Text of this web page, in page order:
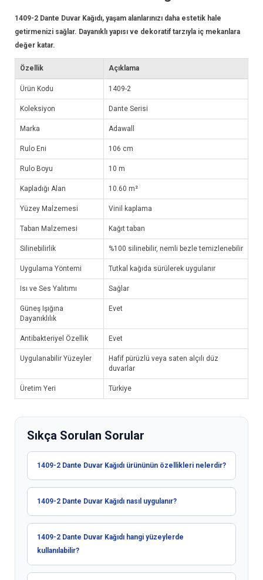
1409-2 Dante Duvar Kağıdı, yaşam alanlarınızı daha estetik hale
getirmenizi sağlar. Dayanıklı yapısı ve dekoratif tarzıyla iç mekanlara
değer katar.
Özellik Açıklama
Ürün Kodu 1409-2
Koleksiyon Dante Serisi
Marka Adawall
Rulo Eni 106 cm
Rulo Boyu 10 m
Kapladığı Alan 10.60 m²
Yüzey Malzemesi Vinil kaplama
Taban Malzemesi Kağıt taban
Silinebilirlik %100 silinebilir, nemli bezle temizlenebilir
Uygulama Yöntemi Tutkal kağıda sürülerek uygulanır
Isı ve Ses Yalıtımı Sağlar
Güneş Işığına
Dayanıklılık
Evet
Antibakteriyel Özellik Evet
Uygulanabilir Yüzeyler
Hafif pürüzlü veya saten alçılı düz
duvarlar
Üretim Yeri Türkiye
Sıkça Sorulan Sorular
1409-2 Dante Duvar Kağıdı ürününün özellikleri nelerdir?
1409-2 Dante Duvar Kağıdı nasıl uygulanır?
1409-2 Dante Duvar Kağıdı hangi yüzeylerde
kullanılabilir?